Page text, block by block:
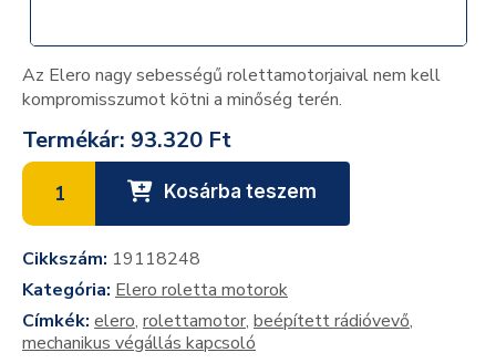
Az Elero nagy sebességű rolettamotorjaival nem kell
kompromisszumot kötni a minőség terén.
Termékár: 93.320 Ft
Kosárba teszem
Cikkszám: 19118248
Kategória: Elero roletta motorok
Címkék: elero, rolettamotor, beépített rádióvevő,
mechanikus végállás kapcsoló